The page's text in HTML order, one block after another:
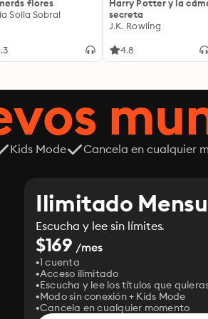
flores
Solla Sobral
Harry Potter y la
secreta
J.K. Rowling
4.8
Kids Mode Cancela en cualquier
Ilimitado
Escucha y lee sin límites.
$169 /mes
1 cuenta
Acceso ilimitado
Escucha y lee los títulos que
Modo sin conexión + Kids Mode
Cancela en cualquier momento